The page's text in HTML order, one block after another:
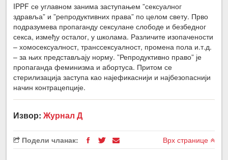
IPPF се углавном занима заступањем ”сексуалног
здравља” и ”репродуктивних права” по целом свету. Прво
подразумева пропаганду сексулане слободе и безбедног
секса, између осталог, у школама. Различите изопачености
– хомосексуалност, транссексуалност, промена пола и.т.д.
– за њих представљају норму. ”Репродуктивно право” је
пропаганда феминизма и абортуса. Притом се
стерилизација заступа као најефикаснији и најбезопаснији
начин контрацепције.
Извор:Журнал Д
Подели чланак: Врх странице